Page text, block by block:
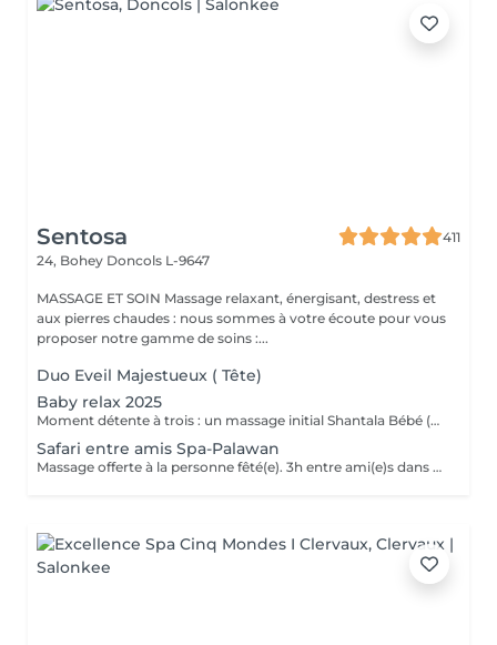
Sentosa
411
24, Bohey Doncols L-9647
MASSAGE ET SOIN Massage relaxant, énergisant, destress et
aux pierres chaudes : nous sommes à votre écoute pour vous
proposer notre gamme de soins :...
Duo Eveil Majestueux ( Tête)
Baby relax 2025
Moment détente à trois : un massage initial Shantala Bébé (maximum 9 mois ) vous faites vous même le massage sur votre bébé et nous vous montrons la marche à suivre + 2 massages " Eveil Majestueux" de 20 min pour papa et maman + 4h de Spa -Privatif Palawan A votre disposition lit pour bébé Uniquement du Lundi au jeudi de 10h à 14h Possibilité de commander le repas de midi sauf le mardi .
Safari entre amis Spa-Palawan
Massage offerte à la personne fêté(e). 3h entre ami(e)s dans notre spa privatif Palawan avec jus frais offerts. Massage Eveil Majestueux de 20 min offerts à la personne fêté(e) avec les somptueux produits de la marque Africology.